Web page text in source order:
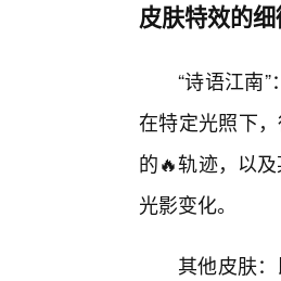
皮肤特效的细
“诗语江南
在特定光照下
的🔥轨迹，以
光影变化。
其他皮肤